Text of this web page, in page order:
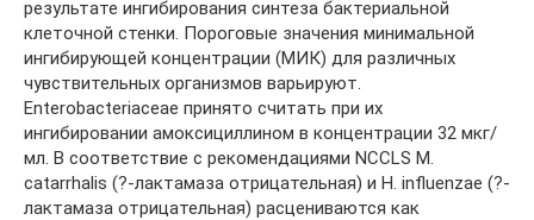
результате ингибирования синтеза бактериальной
клеточной стенки. Пороговые значения минимальной
ингибирующей концентрации (МИК) для различных
чувствительных организмов варьируют.
Enterobacteriaceae принято считать при их
ингибировании амоксициллином в концентрации 32 мкг/
мл. В соответствие с рекомендациями NCCLS M.
catarrhalis (?-лактамаза отрицательная) и H. influenzae (?-
лактамаза отрицательная) расцениваются как